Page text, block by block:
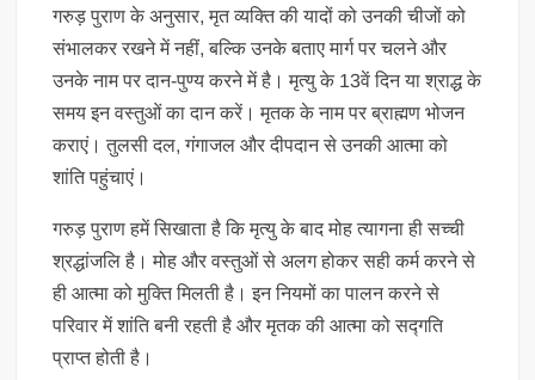
गरुड़ पुराण के अनुसार, मृत व्यक्ति की यादों को उनकी चीजों को
संभालकर रखने में नहीं, बल्कि उनके बताए मार्ग पर चलने और
उनके नाम पर दान-पुण्य करने में है। मृत्यु के 13वें दिन या श्राद्ध के
समय इन वस्तुओं का दान करें। मृतक के नाम पर ब्राह्मण भोजन
कराएं। तुलसी दल, गंगाजल और दीपदान से उनकी आत्मा को
शांति पहुंचाएं।
गरुड़ पुराण हमें सिखाता है कि मृत्यु के बाद मोह त्यागना ही सच्ची
श्रद्धांजलि है। मोह और वस्तुओं से अलग होकर सही कर्म करने से
ही आत्मा को मुक्ति मिलती है। इन नियमों का पालन करने से
परिवार में शांति बनी रहती है और मृतक की आत्मा को सद्गति
प्राप्त होती है।